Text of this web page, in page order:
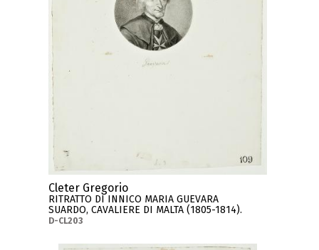
Cleter Gregorio
RITRATTO DI INNICO MARIA GUEVARA
SUARDO, CAVALIERE DI MALTA (1805-1814).
D-CL203